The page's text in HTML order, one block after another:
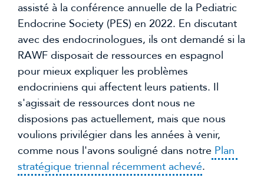
assisté à la conférence annuelle de la Pediatric
Endocrine Society (PES) en 2022. En discutant
avec des endocrinologues, ils ont demandé si la
RAWF disposait de ressources en espagnol
pour mieux expliquer les problèmes
endocriniens qui affectent leurs patients. Il
s'agissait de ressources dont nous ne
disposions pas actuellement, mais que nous
voulions privilégier dans les années à venir,
comme nous l'avons souligné dans notre Plan
stratégique triennal récemment achevé.